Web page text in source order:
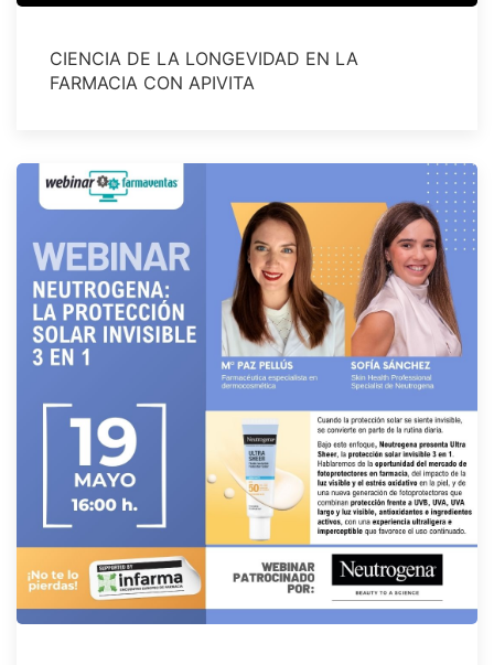
CIENCIA DE LA LONGEVIDAD EN LA
FARMACIA CON APIVITA